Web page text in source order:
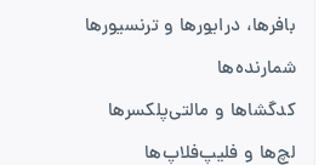
بافرها، درایورها و ترنسیورها
شمارنده‌ها
کدگشاها و مالتی‌پلکسرها
لچ‌ها و فلیپ‌فلاپ‌ها